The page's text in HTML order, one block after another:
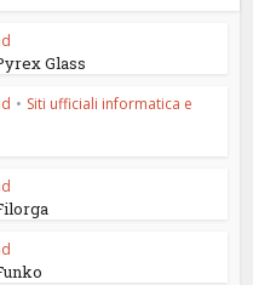
Glass
• Siti ufficiali informatica e